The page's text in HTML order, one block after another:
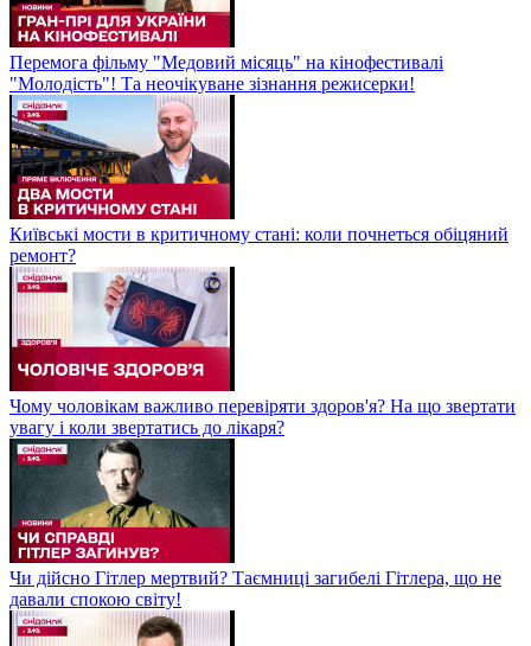
Перемога фільму "Медовий місяць" на кінофестивалі
"Молодість"! Та неочікуване зізнання режисерки!
Київські мости в критичному стані: коли почнеться обіцяний
ремонт?
Чому чоловікам важливо перевіряти здоров'я? На що звертати
увагу і коли звертатись до лікаря?
Чи дійсно Гітлер мертвий? Таємниці загибелі Гітлера, що не
давали спокою світу!